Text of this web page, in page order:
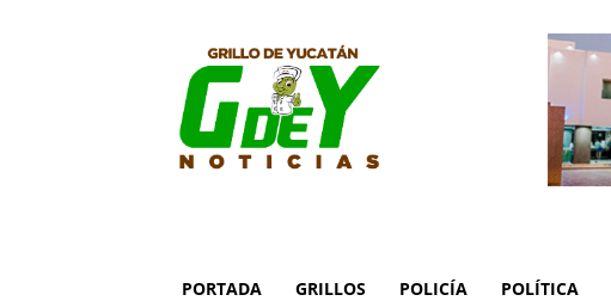
PORTADA GRILLOS POLICÍA POLÍTICA